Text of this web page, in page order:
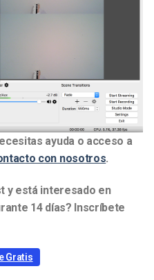
ayuda o acceso a
con nosotros.
y está interesado en
14 días? Inscríbete
Gratis